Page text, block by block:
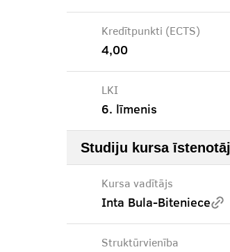
Kredītpunkti (ECTS)
4,00
LKI
6. līmenis
Studiju kursa
Kursa vadītājs
Inta Bula-Biteniece
Struktūrvienība